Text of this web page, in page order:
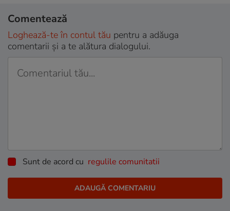
Comentează
Loghează-te în contul tău pentru a adăuga
comentarii și a te alătura dialogului.
Sunt de acord cu regulile comunitatii